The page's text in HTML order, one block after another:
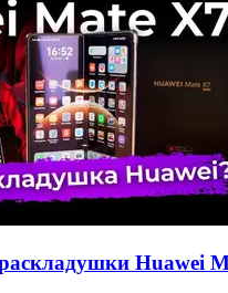
Huawei